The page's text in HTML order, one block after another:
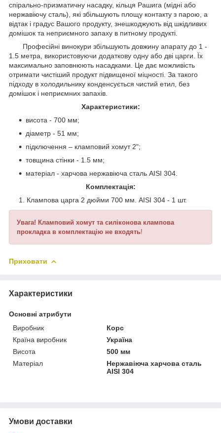
спірально-призматичну насадку, кільця Рашига (мідні або
нержавіючу сталь), які збільшують площу контакту з парою, а
відтак і градус Вашого продукту, знешкоджують від шкідливих
домішок та неприємного запаху в питному продукті.
Професійні винокури збільшують довжину апарату до 1 -
1.5 метра, використовуючи додаткову одну або дві царги. Їх
максимально заповнюють насадками. Це дає можливість
отримати чистіший продукт підвищеної міцності. За такого
підходу в холодильнику конденсується чистий етил, без
домішок і неприємних запахів.
Характеристики:
висота - 700 мм;
діаметр - 51 мм;
підключення – кламповий хомут 2";
товщина стінки - 1.5 мм;
матеріал - харчова нержавіюча сталь AISI 304.
Комплектація:
Клампова царга 2 дюйми 700 мм. AISI 304 - 1 шт.
Увага! Кламповий хомут та силіконова клампова
прокладка в комплектацію не входять!
Приховати
Характеристики
Основні атрибути
Виробник
Корс
Країна виробник
Україна
Висота
500 мм
Матеріал
Нержавіюча харчова сталь
AISI 304
Умови доставки